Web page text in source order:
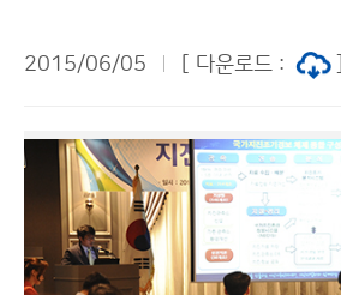
사로 당선됐습니다. 이번 집행이사
여로 국제사회에 대한 우리나라의
결과로 평가받고 있습니다. 이번 당선
지위를 계속 이어나가며 WMO 정책
을 수행할 것으로 기대됩니다.
2015/06/05 [ 다운로드 :